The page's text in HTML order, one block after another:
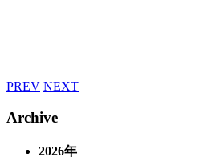
PREV NEXT
Archive
2026年